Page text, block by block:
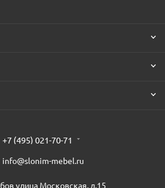
+7 (495) 021-70-71
info@slonim-mebel.ru
улица Московская, д.15